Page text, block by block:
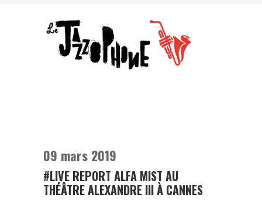
09 mars 2019
#LIVE REPORT ALFA MIST AU
THÉÂTRE ALEXANDRE III À CANNES